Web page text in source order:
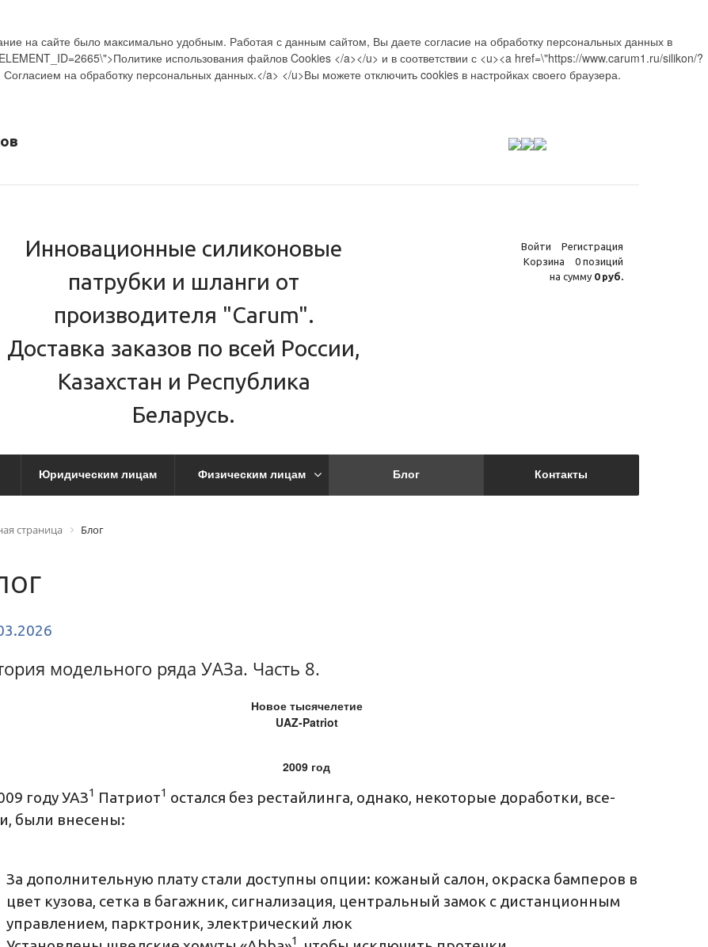
на сайте было максимально удобным. Работая с данным сайтом, Вы даете согласие на обработку персональных данных в
использования файлов Cookies </a></u> и в соответствии с <u><a href=\"https://www.carum1.ru/silikon/?
на обработку персональных данных.</a> </u>Вы можете отключить cookies в настройках своего браузера.
Инновационные силиконовые
патрубки и шланги от
производителя "Carum".
Доставка заказов по всей России,
Казахстан и Республика
Беларусь.
Войти
Регистрация
Корзина
0 позиций
на сумму 0 руб.
Юридическим лицам Физическим лицам Блог Контакты
страница Блог
модельного ряда УАЗа. Часть 8.
Новое тысячелетие
UAZ-Patriot
2009 год
году УАЗ1 Патриот1 остался без рестайлинга, однако, некоторые доработки, все-
были внесены:
За дополнительную плату стали доступны опции: кожаный салон, окраска бамперов в
цвет кузова, сетка в багажник, сигнализация, центральный замок с дистанционным
управлением, парктроник, электрический люк
1